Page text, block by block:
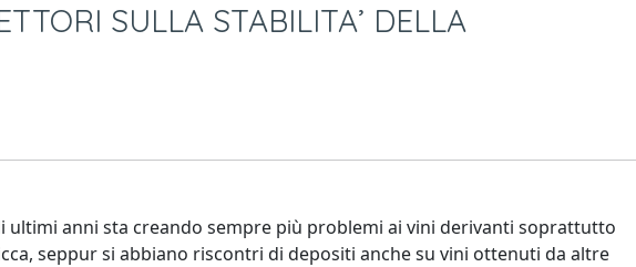
SULLA STABILITA’ DELLA
ultimi anni sta creando sempre più problemi ai vini derivanti soprattutto
seppur si abbiano riscontri di depositi anche su vini ottenuti da altre